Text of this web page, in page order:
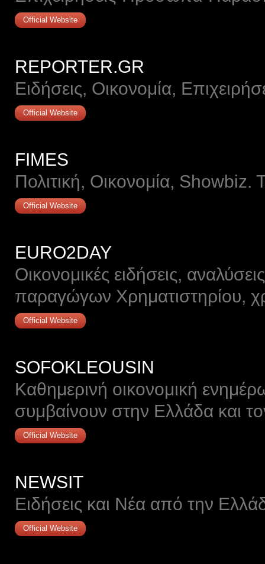
Official Website
REPORTER.GR
Eιδήσεις, Οικονομία,
Official Website
FIMES
Πολιτική, Οικονομία, Showbiz.
Official Website
EURO2DAY
Οικονομικές ειδήσεις,
παραγώγων Χρηματιστηρίου,
Official Website
SOFOKLEOUSIN
Καθημερινή οικονομική
συμβαίνουν στην Ελλάδα και
Official Website
NEWSIT
Ειδήσεις και Νέα από την
Official Website